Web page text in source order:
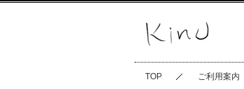
TOP ご利用案内